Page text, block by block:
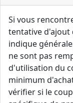
Si vous
tentative d'ajout
indique
ne sont pas
d'utilisation du
minimum
vérifier si le